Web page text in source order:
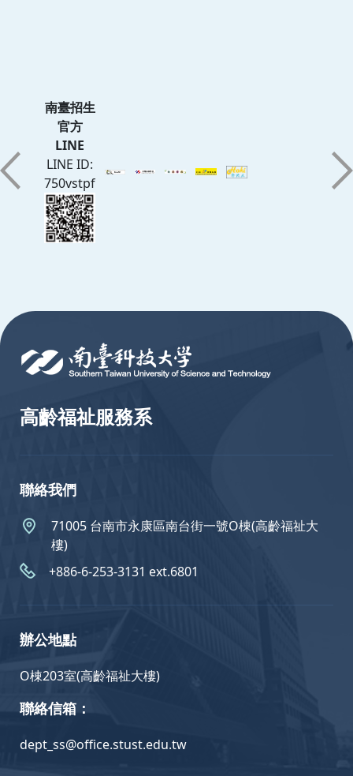
南臺招生
官方
LINE
LINE ID:
750vstpf
高齡福祉服務系
聯絡我們
71005 台南市永康區南台街一號O棟(高齡福祉大
樓)
+886-6-253-3131 ext.6801
辦公地點
O棟203室(高齡福祉大樓)
聯絡信箱：
dept_ss@office.stust.edu.tw